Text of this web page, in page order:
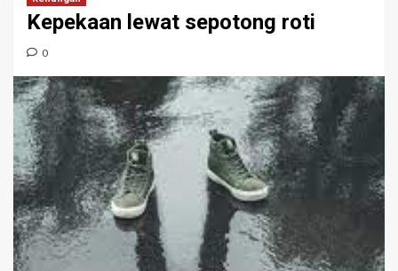
Kepekaan lewat sepotong roti
0